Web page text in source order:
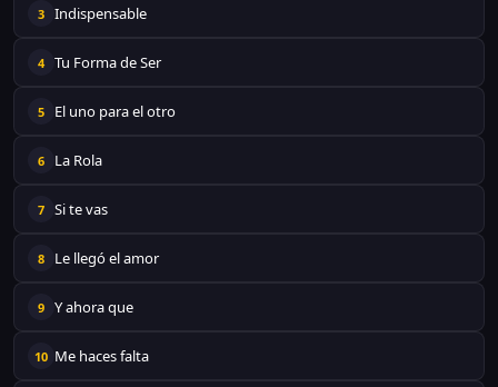
3 Indispensable
4 Tu Forma de Ser
5 El uno para el otro
6 La Rola
7 Si te vas
8 Le llegó el amor
9 Y ahora que
10 Me haces falta